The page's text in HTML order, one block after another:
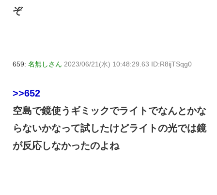
ぞ
659: 名無しさん 2023/06/21(水) 10:48:29.63 ID:R8ijTSqg0
>>652
空島で鏡使うギミックでライトでなんとかな
らないかなって試したけどライトの光では鏡
が反応しなかったのよね